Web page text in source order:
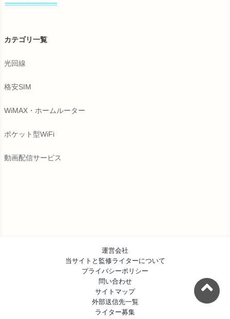
カテゴリ一覧
光回線
格安SIM
WiMAX・ホームルーター
ポケット型WiFi
動画配信サービス
運営会社
当サイトと監修ライターについて
プライバシーポリシー
問い合わせ
サイトマップ
外部送信先一覧
ライター募集